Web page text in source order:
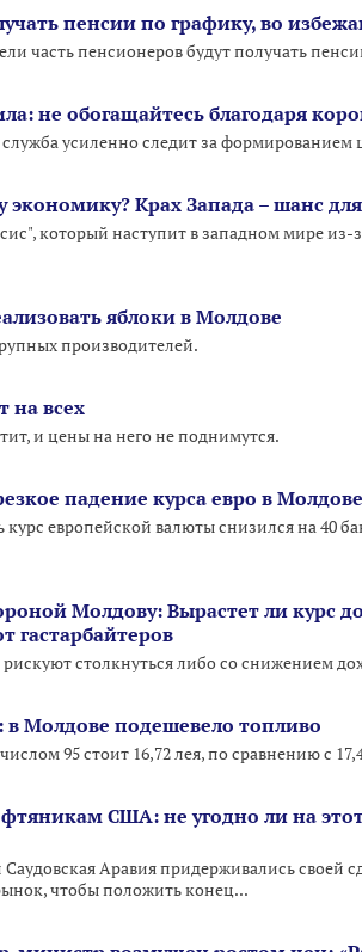
пенсии по графику, во
часть пенсионеров будут получать
не обогащайтесь благодаря
служба усиленно следит за
Крах Запада – шанс
который наступит в западном мире
яблоки в Молдове
производителей.
на всех
и цены на него не поднимутся.
падение курса евро в Молдове
европейской валюты снизился на 40
Молдову: Вырастет ли курс
гастарбайтеров
столкнуться либо со снижением
Молдове подешевело топливо
95 стоит 16,72 лея, по сравнению с
США: не угодно ли на
Саудовская Аравия придерживались своей
чтобы положить конец...